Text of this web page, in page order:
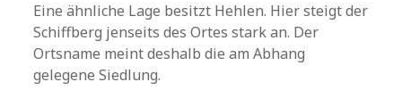
Eine ähnliche Lage besitzt Hehlen. Hier steigt der
Schiffberg jenseits des Ortes stark an. Der
Ortsname meint deshalb die am Abhang
gelegene Siedlung.